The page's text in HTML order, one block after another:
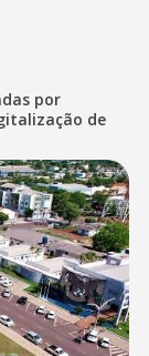
por
de